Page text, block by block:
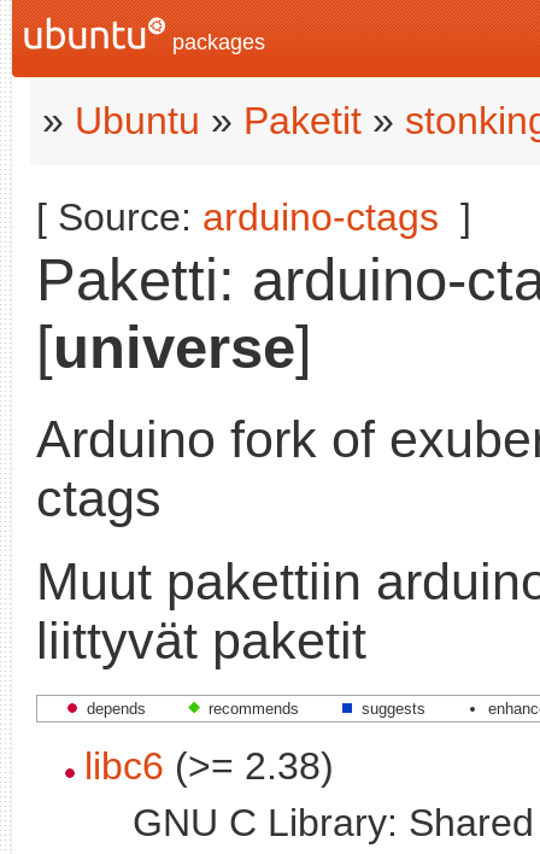
packages
» Ubuntu » Paketit »
[ Source: arduino-ctags ]
Paketti: arduino-
[universe]
Arduino fork of
ctags
Muut pakettiin
liittyvät paketit
depends recommends suggests
libc6 (>= 2.38)
GNU C Library: